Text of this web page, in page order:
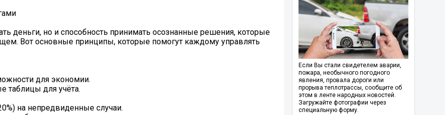
деньги, но и способность принимать осознанные решения, которые
Вот основные принципы, которые помогут каждому управлять
для экономии.
таблицы для учёта.
на непредвиденные случаи.
Если Вы стали свидетелем аварии,
пожара, необычного погодного
явления, провала дороги или
прорыва теплотрассы, сообщите об
этом в ленте народных новостей.
Загружайте фотографии через
специальную форму.